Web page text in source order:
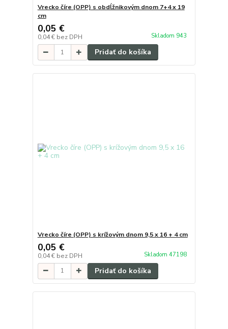
Vrecko číre (OPP) s obdĺžnikovým dnom 7+4 x 19
cm
0,05 €
0,04 € bez DPH Skladom 943
Pridať do košíka
Vrecko číre (OPP) s krížovým dnom 9,5 x 16 + 4 cm
0,05 €
0,04 € bez DPH Skladom 47198
Pridať do košíka